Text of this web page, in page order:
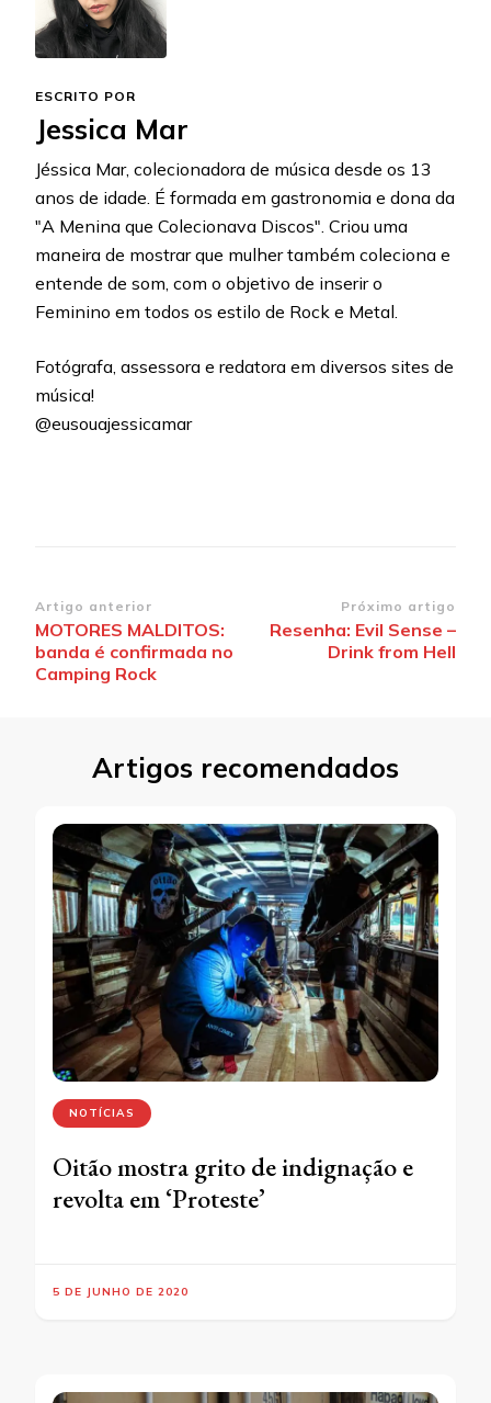
ESCRITO POR
Jessica Mar
Jéssica Mar, colecionadora de música desde os 13
anos de idade. É formada em gastronomia e dona da
"A Menina que Colecionava Discos". Criou uma
maneira de mostrar que mulher também coleciona e
entende de som, com o objetivo de inserir o
Feminino em todos os estilo de Rock e Metal.
Fotógrafa, assessora e redatora em diversos sites de
música!
@eusouajessicamar
Navegação
de
post
Artigo anterior
MOTORES MALDITOS:
banda é confirmada no
Camping Rock
Próximo artigo
Resenha: Evil Sense –
Drink from Hell
Artigos recomendados
NOTÍCIAS
Oitão mostra grito de indignação e
revolta em ‘Proteste’
5 DE JUNHO DE 2020